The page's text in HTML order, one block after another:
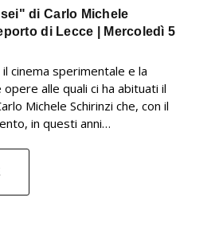
di Carlo Michele
di Lecce | Mercoledì 5
cinema sperimentale e la
alle quali ci ha abituati il
Michele Schirinzi che, con il
in questi anni…